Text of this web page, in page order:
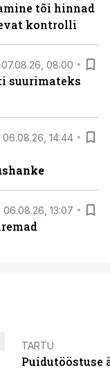
tõi hinnad
kontrolli
07.08.26, 08:00
suurimateks
06.08.26, 14:44
06.08.26, 13:07
TARTU
Puidutööstuse